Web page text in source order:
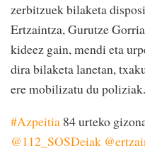
zerbitzuek bilaketa
Ertzaintza, Gurutze
kideez gain, mendi eta
dira bilaketa lanetan,
ere mobilizatu du poliziak.
#Azpeitia 84 urteko
@112_SOSDeiak